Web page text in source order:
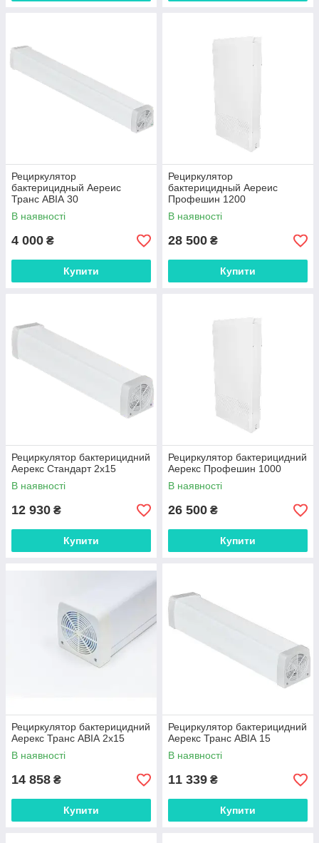
Рециркулятор
бактерицидный Аереис
Транс АВІА 30
В наявності
4 000 ₴
Купити
Рециркулятор
бактерицидный Аереис
Профешин 1200
В наявності
28 500 ₴
Купити
Рециркулятор бактерицидний
Аерекс Стандарт 2х15
В наявності
12 930 ₴
Купити
Рециркулятор бактерицидний
Аерекс Профешин 1000
В наявності
26 500 ₴
Купити
Рециркулятор бактерицидний
Аерекс Транс АВІА 2х15
В наявності
14 858 ₴
Купити
Рециркулятор бактерицидний
Аерекс Транс АВІА 15
В наявності
11 339 ₴
Купити